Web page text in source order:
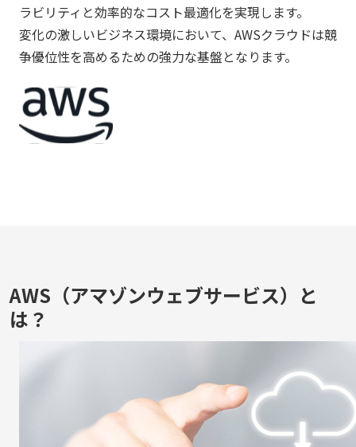
ラビリティと効率的なコスト最適化を実現します。
変化の激しいビジネス環境において、AWSクラウドは競
争優位性を高めるための強力な基盤となります。
AWS（アマゾンウェブサービス）と
は？